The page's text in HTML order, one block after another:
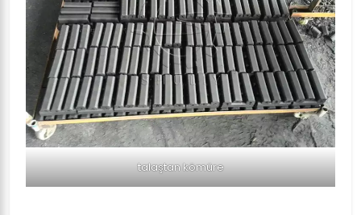
talaştan kömüre